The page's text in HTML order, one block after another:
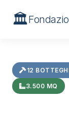
🏛️
12
3.500 MQ